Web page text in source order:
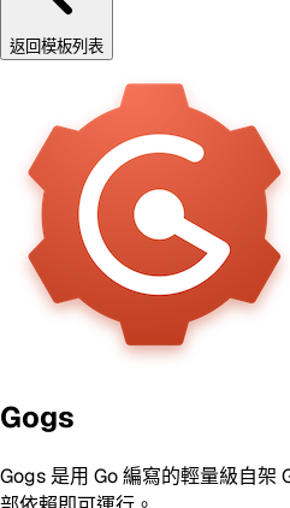
返回模板列表
Gogs
Gogs 是用 Go 編寫的輕量級自架